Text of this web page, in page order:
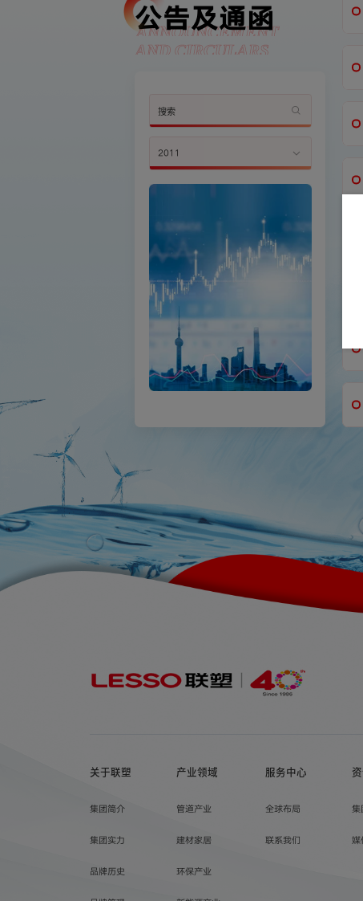
公告及通函
ANNOUNCEMENT
AND CIRCULARS
2011
关于联塑
集团简介
集团实力
品牌历史
产业领域
管道产业
建材家居
环保产业
服务中心
全球布局
联系我们
集
媒